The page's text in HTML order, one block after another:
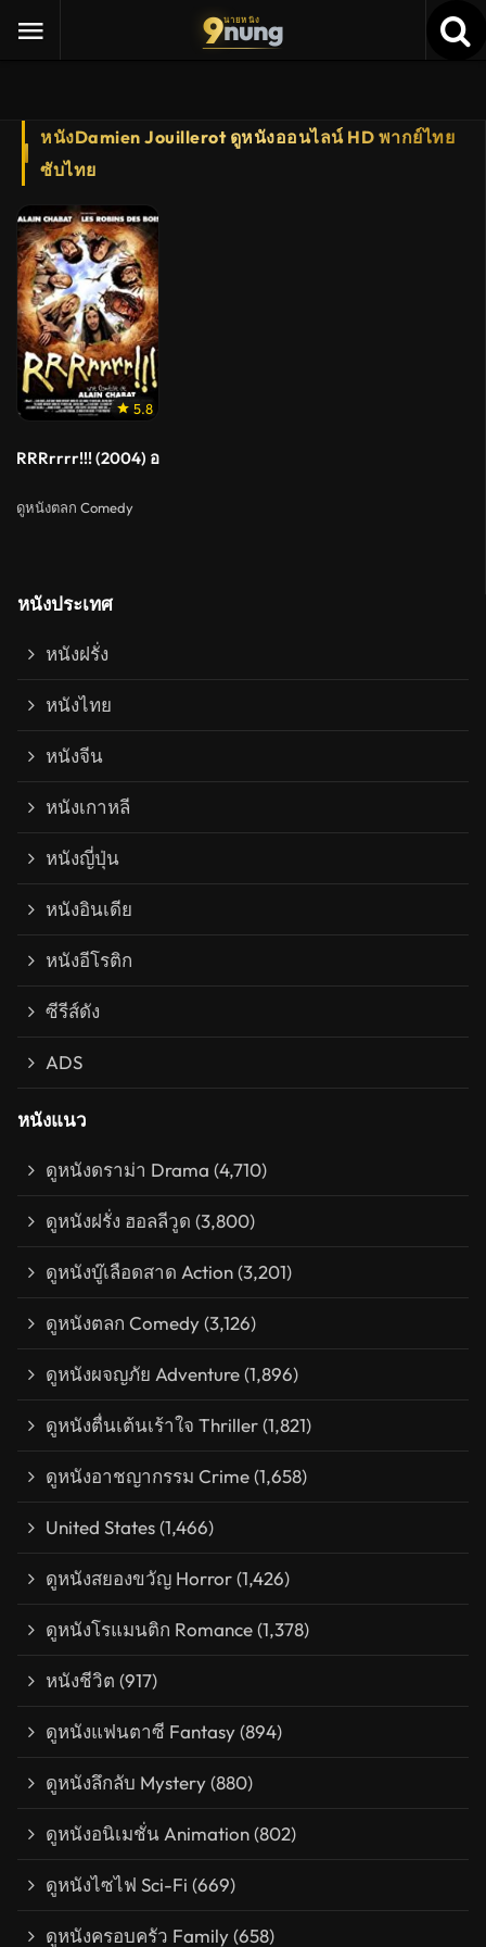
9นายหนัง
nung
หนังDamien Jouillerot ดูหนังออนไลน์ HD พากย์ไทย
ซับไทย
5.8
RRRrrrr!!! (2004) อาร์ร์ร์!!! ไข่ซ่าส์ โลกา…ก๊าก!!!
ดูหนังตลก Comedy
หนังประเทศ
หนังฝรั่ง
หนังไทย
หนังจีน
หนังเกาหลี
หนังญี่ปุ่น
หนังอินเดีย
หนังอีโรติก
ซีรีส์ดัง
ADS
หนังแนว
ดูหนังดราม่า Drama (4,710)
ดูหนังฝรั่ง ฮอลลีวูด (3,800)
ดูหนังบู๊เลือดสาด Action(3,201)
ดูหนังตลก Comedy(3,126)
ดูหนังผจญภัย Adventure(1,896)
ดูหนังตื่นเต้นเร้าใจ Thriller(1,821)
ดูหนังอาชญากรรม Crime(1,658)
United States(1,466)
ดูหนังสยองขวัญ Horror(1,426)
ดูหนังโรแมนติก Romance(1,378)
หนังชีวิต (917)
ดูหนังแฟนตาซี Fantasy(894)
ดูหนังลึกลับ Mystery(880)
ดูหนังอนิเมชั่น Animation(802)
ดูหนังไซไฟ Sci-Fi (669)
ดูหนังครอบครัว Family(658)